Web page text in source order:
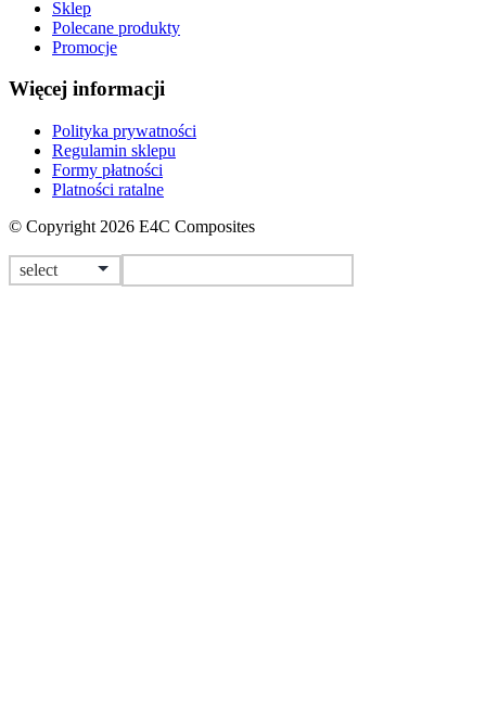
Sklep
Polecane produkty
Promocje
Więcej informacji
Polityka prywatności
Regulamin sklepu
Formy płatności
Platności ratalne
© Copyright 2026 E4C Composites